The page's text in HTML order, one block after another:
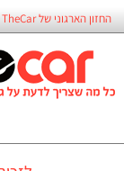
החזון הארגוני של TheCar